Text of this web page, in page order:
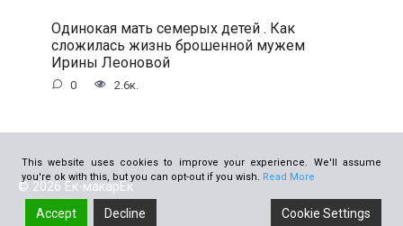
Одинокая мать семерых детей . Как
сложилась жизнь брошенной мужем
Ирины Леоновой
0 2.6к.
© 2026 Ёк-макарЁк
This website uses cookies to improve your experience. We'll assume
you're ok with this, but you can opt-out if you wish. Read More
Accept Decline Cookie Settings